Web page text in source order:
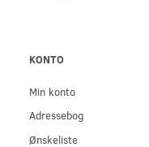
KONTO
Min konto
Adressebog
Ønskeliste